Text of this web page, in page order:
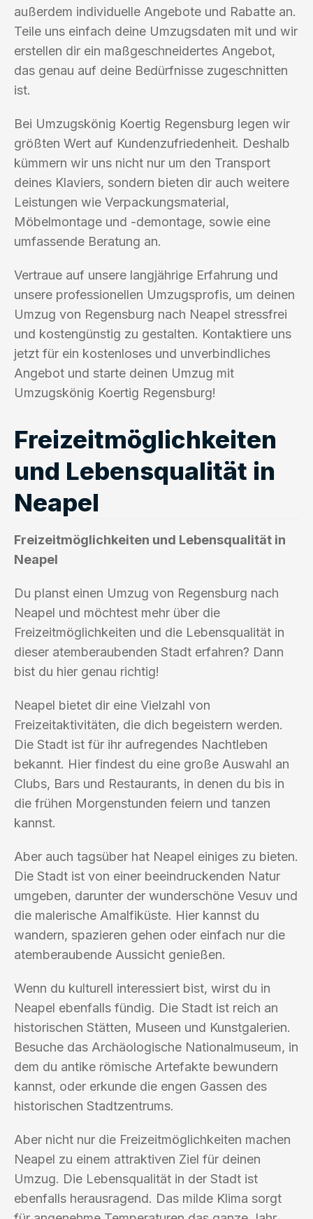
außerdem individuelle Angebote und Rabatte an.
Teile uns einfach deine Umzugsdaten mit und wir
erstellen dir ein maßgeschneidertes Angebot,
das genau auf deine Bedürfnisse zugeschnitten
ist.
Bei Umzugskönig Koertig Regensburg legen wir
größten Wert auf Kundenzufriedenheit. Deshalb
kümmern wir uns nicht nur um den Transport
deines Klaviers, sondern bieten dir auch weitere
Leistungen wie Verpackungsmaterial,
Möbelmontage und -demontage, sowie eine
umfassende Beratung an.
Vertraue auf unsere langjährige Erfahrung und
unsere professionellen Umzugsprofis, um deinen
Umzug von Regensburg nach Neapel stressfrei
und kostengünstig zu gestalten. Kontaktiere uns
jetzt für ein kostenloses und unverbindliches
Angebot und starte deinen Umzug mit
Umzugskönig Koertig Regensburg!
Freizeitmöglichkeiten
und Lebensqualität in
Neapel
Freizeitmöglichkeiten und Lebensqualität in
Neapel
Du planst einen Umzug von Regensburg nach
Neapel und möchtest mehr über die
Freizeitmöglichkeiten und die Lebensqualität in
dieser atemberaubenden Stadt erfahren? Dann
bist du hier genau richtig!
Neapel bietet dir eine Vielzahl von
Freizeitaktivitäten, die dich begeistern werden.
Die Stadt ist für ihr aufregendes Nachtleben
bekannt. Hier findest du eine große Auswahl an
Clubs, Bars und Restaurants, in denen du bis in
die frühen Morgenstunden feiern und tanzen
kannst.
Aber auch tagsüber hat Neapel einiges zu bieten.
Die Stadt ist von einer beeindruckenden Natur
umgeben, darunter der wunderschöne Vesuv und
die malerische Amalfiküste. Hier kannst du
wandern, spazieren gehen oder einfach nur die
atemberaubende Aussicht genießen.
Wenn du kulturell interessiert bist, wirst du in
Neapel ebenfalls fündig. Die Stadt ist reich an
historischen Stätten, Museen und Kunstgalerien.
Besuche das Archäologische Nationalmuseum, in
dem du antike römische Artefakte bewundern
kannst, oder erkunde die engen Gassen des
historischen Stadtzentrums.
Aber nicht nur die Freizeitmöglichkeiten machen
Neapel zu einem attraktiven Ziel für deinen
Umzug. Die Lebensqualität in der Stadt ist
ebenfalls herausragend. Das milde Klima sorgt